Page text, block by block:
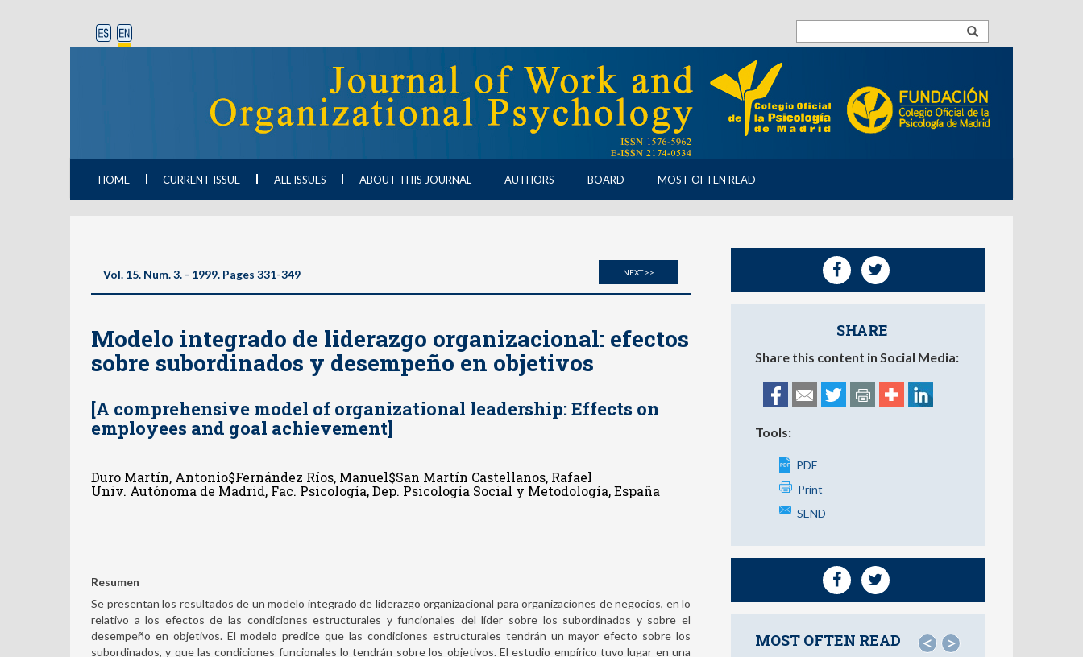
HOME CURRENT ISSUE ALL ISSUES ABOUT THIS JOURNAL AUTHORS BOARD MOST OFTEN READ
Vol. 15. Num. 3. - 1999. Pages 331-349 NEXT >>
Modelo integrado de liderazgo organizacional: efectos
sobre subordinados y desempeño en objetivos
[A comprehensive model of organizational leadership: Effects on
employees and goal achievement]
Duro Martín, Antonio$Fernández Ríos, Manuel$San Martín Castellanos, Rafael
Univ. Autónoma de Madrid, Fac. Psicología, Dep. Psicología Social y Metodología, España
Resumen
Se presentan los resultados de un modelo integrado de liderazgo organizacional para organizaciones de negocios, en lo
relativo a los efectos de las condiciones estructurales y funcionales del líder sobre los subordinados y sobre el
desempeño en objetivos. El modelo predice que las condiciones estructurales tendrán un mayor efecto sobre los
subordinados, y que las condiciones funcionales lo tendrán sobre los objetivos. El estudio empírico tuvo lugar en una
SHARE
Share this content in Social Media:
Tools:
PDF
Print
SEND
MOST OFTEN READ < >